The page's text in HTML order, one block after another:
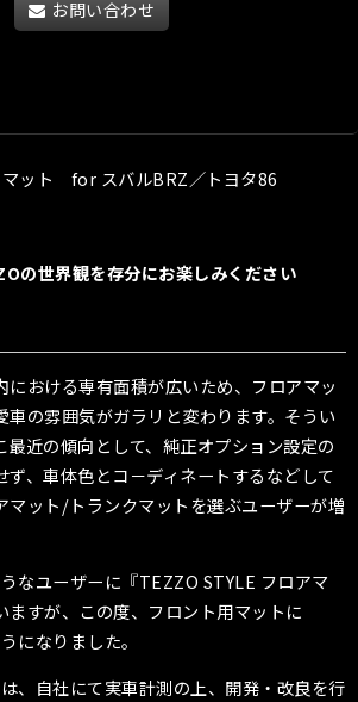
お問い合わせ
ット for スバルBRZ／トヨタ86
の世界観を存分にお楽しみください
における専有面積が広いため、フロアマッ
車の雰囲気がガラリと変わります。そうい
最近の傾向として、純正オプション設定の
ず、車体色とコ－ディネートするなどして
マット/トランクマットを選ぶユーザーが増
なユーザーに『TEZZO STYLE フロアマ
ますが、この度、フロント用マットに
になりました。
、自社にて実車計測の上、開発・改良を行